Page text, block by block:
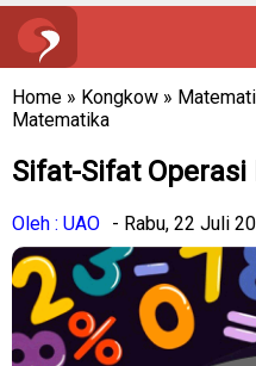
Home » Kongkow »
Matematika
Sifat-Sifat
Oleh : UAO - Rabu, 22 Juli